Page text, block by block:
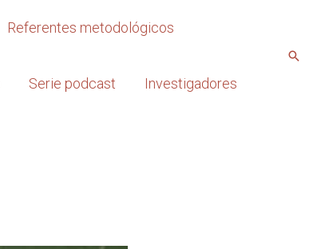
Referentes metodológicos
Serie podcast Investigadores